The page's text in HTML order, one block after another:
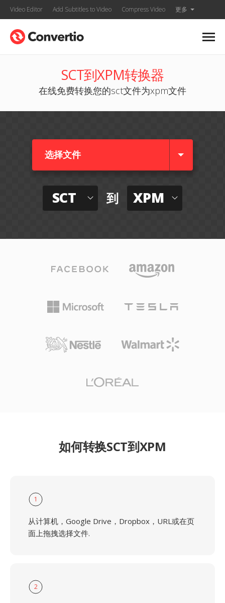
Video Editor Add Subtitles to Video Compress Video 更多
SCT到XPM转换器
在线免费转换您的sct文件为xpm文件
选择文件
SCT 到 XPM
如何转换SCT到XPM
1
从计算机，Google Drive，Dropbox，URL或在页
面上拖拽选择文件.
2